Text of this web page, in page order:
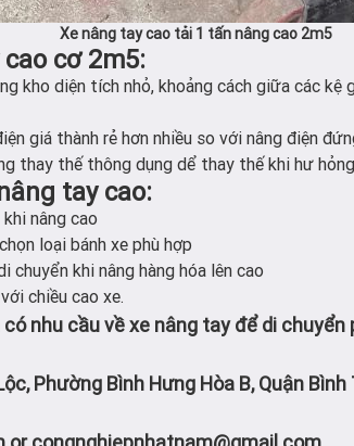
Xe nâng tay cao tải 1 tấn nâng cao 2m5
cơ 2m5:
kho diện tích nhỏ, khoảng cách giữa các kệ
giá thành rẻ hơn nhiều so với nâng điện
thay thế thông dụng dể thay thế khi hư hỏng
tay cao:
nâng cao
loại bánh xe phù hợp
chuyển khi nâng hàng hóa lên cao
chiều cao xe.
nhu cầu về xe nâng tay để di
Phường Bình Hưng Hòa B, Quận Bình